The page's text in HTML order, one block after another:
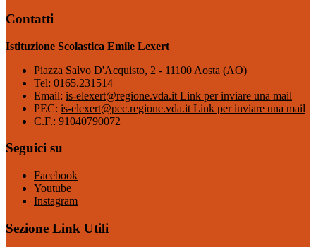
Contatti
Istituzione Scolastica Emile Lexert
Piazza Salvo D'Acquisto, 2 - 11100 Aosta (AO)
Tel: 0165.231514
Email: is-elexert@regione.vda.it Link per inviare una mail
PEC: is-elexert@pec.regione.vda.it Link per inviare una mail
C.F.: 91040790072
Seguici su
Facebook
Youtube
Instagram
Sezione Link Utili